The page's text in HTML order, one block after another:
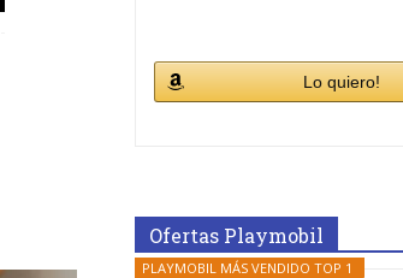
Lo quiero!
Ofertas Playmobil
PLAYMOBIL MÁS VENDIDO TOP 1